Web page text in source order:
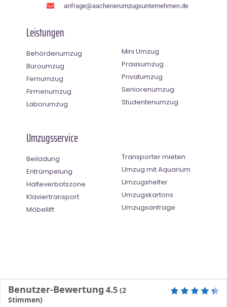
anfrage@aachenerumzugsunternehmen.de
Leistungen
Behördenumzug
Büroumzug
Fernumzug
Firmenumzug
Laborumzug
Mini Umzug
Praxisumzug
Privatumzug
Seniorenumzug
Studentenumzug
Umzugsservice
Beiladung
Entrümpelung
Halteverbotszone
Klaviertransport
Möbellift
Transporter mieten
Umzug mit Aquarium
Umzugshelfer
Umzugskartons
Umzugsanfrage
Benutzer-Bewertung 4.5 (2
Stimmen)